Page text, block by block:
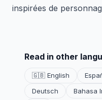
inspirées de
Read in other
🇬🇧 English
Deutsch
Bahasa